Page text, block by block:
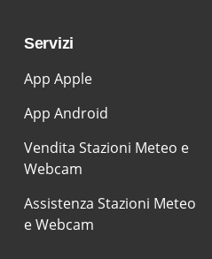
Servizi
App Apple
App Android
Vendita Stazioni Meteo e
Webcam
Assistenza Stazioni Meteo
e Webcam